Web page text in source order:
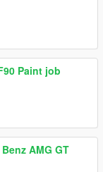
Paint job
AMG GT